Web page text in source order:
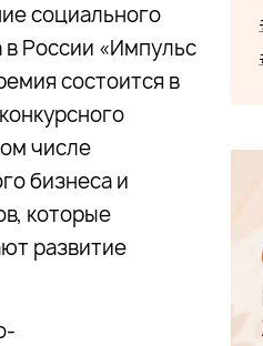
социального
России «Импульс
состоится в
числе
бизнеса и
которые
развитие